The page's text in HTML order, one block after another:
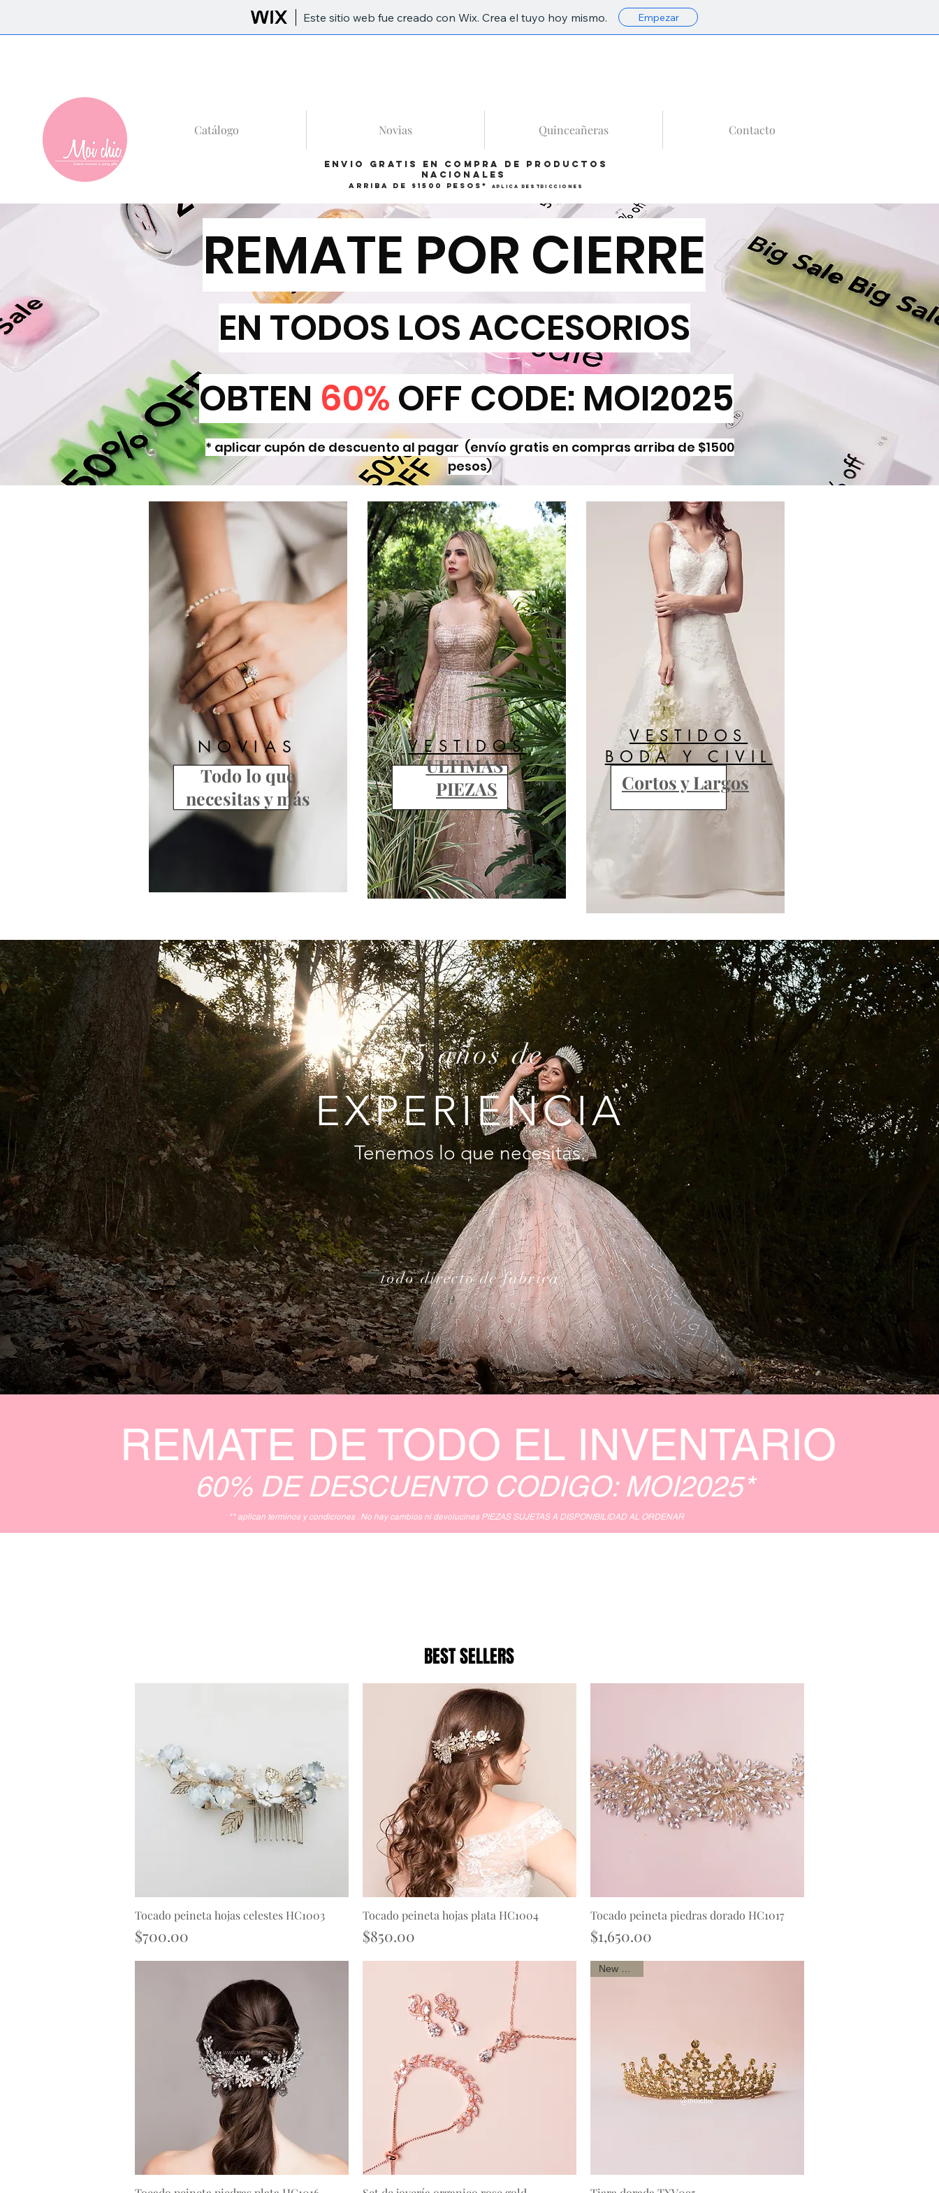
Este sitio web fue creado con Wix. Crea el tuyo hoy mismo. Empezar
Catálogo Novias Quinceañeras Contacto
Envio gratis en compra de productos
Nacionales
arriba de $1500 pesos* Aplica restricciones
REMATE POR CIERRE
EN TODOS LOS ACCESORIOS
OBTEN 60% OFF CODE: MOI2025
* aplicar cupón de descuento al pagar (envío gratis en compras arriba de $1500
pesos)
NOVIAS
Todo lo que
necesitas y más
VESTIDOS
ULTIMAS
PIEZAS
VESTIDOS
BODA Y CIVIL
Cortos y Largos
15 años de
EXPERIENCIA
Tenemos lo que necesitas.
todo directo de fabrica
REMATE DE TODO EL INVENTARIO
60% DE DESCUENTO CODIGO: MOI2025*
** aplican terminos y condiciones . No hay cambios ni devolucines PIEZAS SUJETAS A DISPONIBILIDAD AL ORDENAR
BEST SELLERS
Vista rápida
Tocado peineta hojas celestes HC1003
Precio
$700.00
Vista rápida
Tocado peineta hojas plata HC1004
Precio
$850.00
Vista rápida
Tocado peineta piedras dorado HC1017
Precio
$1,650.00